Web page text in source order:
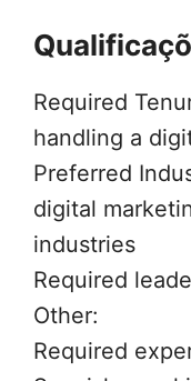
Required
handling a
Preferred
digital
industries
Required
Other:
Required